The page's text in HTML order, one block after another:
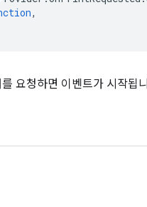
,
요청하면 이벤트가 시작됩